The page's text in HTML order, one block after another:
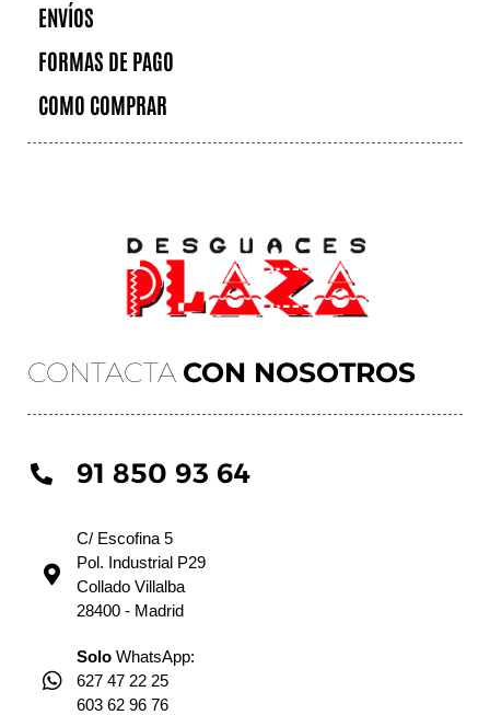
CONTACTA CON NOSOTROS
91 850 93 64
C/ Escofina 5
Pol. Industrial P29
Collado Villalba
28400 - Madrid
Solo WhatsApp:
627 47 22 25
603 62 96 76
ENVÍOS
FORMAS DE PAGO
COMO COMPRAR